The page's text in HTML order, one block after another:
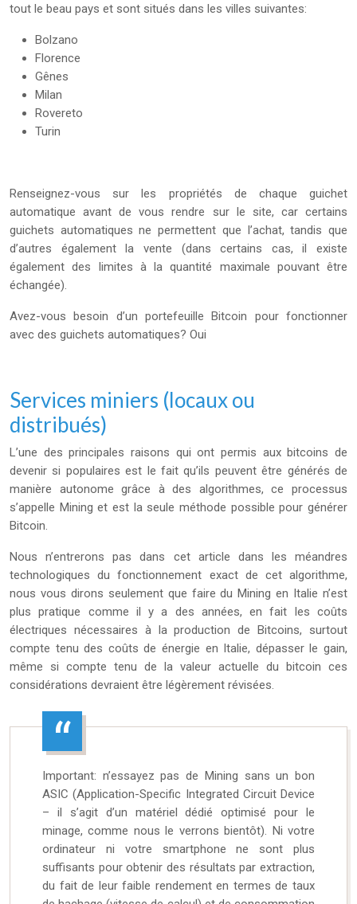
tout le beau pays et sont situés dans les villes suivantes:
Bolzano
Florence
Gênes
Milan
Rovereto
Turin
Renseignez-vous sur les propriétés de chaque guichet
automatique avant de vous rendre sur le site, car certains
guichets automatiques ne permettent que l’achat, tandis que
d’autres également la vente (dans certains cas, il existe
également des limites à la quantité maximale pouvant être
échangée).
Avez-vous besoin d’un portefeuille Bitcoin pour fonctionner
avec des guichets automatiques? Oui
Services miniers (locaux ou
distribués)
L’une des principales raisons qui ont permis aux bitcoins de
devenir si populaires est le fait qu’ils peuvent être générés de
manière autonome grâce à des algorithmes, ce processus
s’appelle Mining et est la seule méthode possible pour générer
Bitcoin.
Nous n’entrerons pas dans cet article dans les méandres
technologiques du fonctionnement exact de cet algorithme,
nous vous dirons seulement que faire du Mining en Italie n’est
plus pratique comme il y a des années, en fait les coûts
électriques nécessaires à la production de Bitcoins, surtout
compte tenu des coûts de énergie en Italie, dépasser le gain,
même si compte tenu de la valeur actuelle du bitcoin ces
considérations devraient être légèrement révisées.
Important: n’essayez pas de Mining sans un bon
ASIC (Application-Specific Integrated Circuit Device
– il s’agit d’un matériel dédié optimisé pour le
minage, comme nous le verrons bientôt). Ni votre
ordinateur ni votre smartphone ne sont plus
suffisants pour obtenir des résultats par extraction,
du fait de leur faible rendement en termes de taux